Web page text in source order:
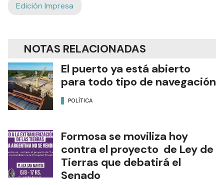
Edición Impresa
NOTAS RELACIONADAS
El puerto ya está abierto
para todo tipo de navegación
POLÍTICA
Formosa se moviliza hoy
contra el proyecto de Ley de
Tierras que debatirá el
Senado